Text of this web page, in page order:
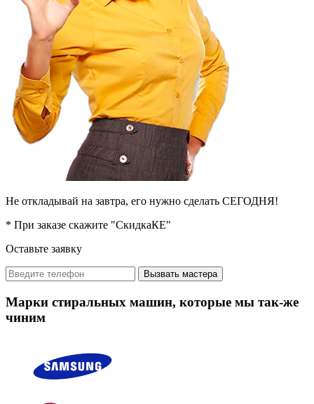
Не откладывай на завтра, его нужно сделать СЕГОДНЯ!
* При заказе скажите "СкидкаКЕ"
Оставьте заявку
Вызвать мастера
Марки стиральных машин, которые мы так-же
чиним